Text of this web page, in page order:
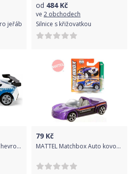
jeřáb
od 484Kč
ve 2 obchodech
Silnice s křižovatkou
SIKU Blister - policejní Chevrolet Corvette ZR1
79 Kč
MATTEL Matchbox Auto kovové angličák různé druhy na kartě